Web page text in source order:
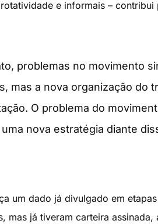
e informais –
problemas no movimento
mas a nova organização do
O problema do
nova estratégia diante
um dado já divulgado em
mas já tiveram carteira